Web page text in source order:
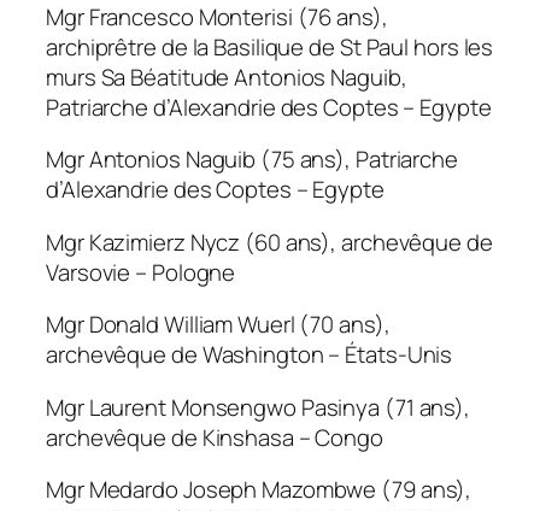
Mgr Francesco Monterisi (76 ans),
archiprêtre de la Basilique de St Paul hors les
murs Sa Béatitude Antonios Naguib,
Patriarche d’Alexandrie des Coptes – Egypte
Mgr Antonios Naguib (75 ans), Patriarche
d’Alexandrie des Coptes – Egypte
Mgr Kazimierz Nycz (60 ans), archevêque de
Varsovie – Pologne
Mgr Donald William Wuerl (70 ans),
archevêque de Washington – États-Unis
Mgr Laurent Monsengwo Pasinya (71 ans),
archevêque de Kinshasa – Congo
Mgr Medardo Joseph Mazombwe (79 ans),